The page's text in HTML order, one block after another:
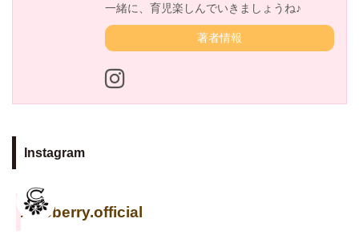
一緒に、育児楽しんでいきましょうね♪
著者情報
Instagram
cuseberry.official